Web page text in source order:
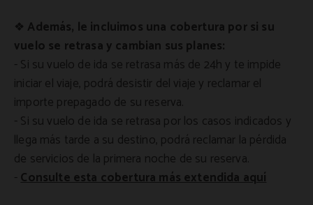
❖ Además, le incluimos una cobertura por si su
vuelo se retrasa y cambian sus planes:
- Si su vuelo de ida se retrasa más de 24h y te impide
iniciar el viaje, podrá desistir del viaje y reclamar el
importe prepagado de su reserva.
- Si su vuelo de ida se retrasa por los casos indicados y
llega más tarde a su destino, podrá reclamar la pérdida
de servicios de la primera noche de su reserva.
- Consulte esta cobertura más extendida aquí